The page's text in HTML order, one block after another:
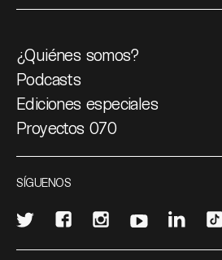
¿Quiénes somos?
Podcasts
Ediciones especiales
Proyectos 070
SÍGUENOS